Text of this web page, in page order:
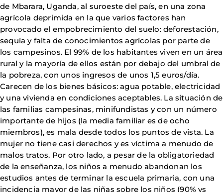
de Mbarara, Uganda, al suroeste del país, en una zona
agrícola deprimida en la que varios factores han
provocado el empobrecimiento del suelo: deforestación,
sequía y falta de conocimientos agrícolas por parte de
los campesinos. El 99% de los habitantes viven en un área
rural y la mayoría de ellos están por debajo del umbral de
la pobreza, con unos ingresos de unos 1,5 euros/día.
Carecen de los bienes básicos: agua potable, electricidad
y una vivienda en condiciones aceptables. La situación de
las familias campesinas, minifundistas y con un número
importante de hijos (la media familiar es de ocho
miembros), es mala desde todos los puntos de vista. La
mujer no tiene casi derechos y es víctima a menudo de
malos tratos. Por otro lado, a pesar de la obligatoriedad
de la enseñanza, los niños a menudo abandonan los
estudios antes de terminar la escuela primaria, con una
incidencia mayor de las niñas sobre los niños (90% vs